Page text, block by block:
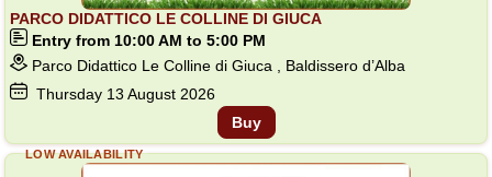
PARCO DIDATTICO LE COLLINE DI GIUCA
Entry from 10:00 AM to 5:00 PM
Parco Didattico Le Colline di Giuca , Baldissero d’Alba
Thursday 13 August 2026
Buy
LOW AVAILABILITY